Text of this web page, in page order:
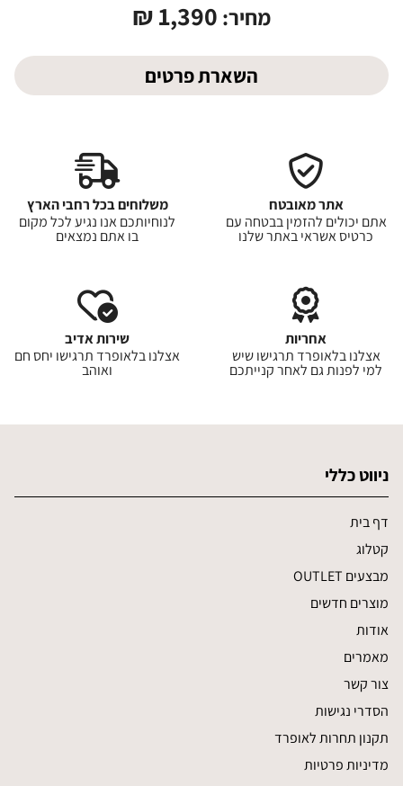
מחיר: 1,390
₪
השארת פרטים
אתר מאובטח
אתם יכולים להזמין בבטחה עם
כרטיס אשראי באתר שלנו
משלוחים בכל רחבי הארץ
לנוחיותכם אנו נגיע לכל מקום
בו אתם נמצאים
אחריות
אצלנו בלאופרד תרגישו שיש
למי לפנות גם לאחר קנייתכם
שירות אדיב
אצלנו בלאופרד תרגישו יחס חם
ואוהב
ניווט כללי
דף בית
קטלוג
מבצעים OUTLET
מוצרים חדשים
אודות
מאמרים
צור קשר
הסדרי נגישות
תקנון תחרות לאופרד
מדיניות פרטיות